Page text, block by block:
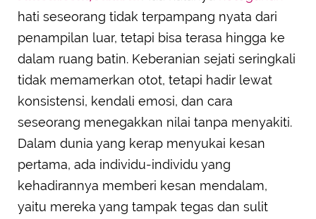
Capricorn: Pendiam yang Sering Disangka Lemah
padahal Punya Mental Baja
Scorpio: Kalem di Permukaan, Berpendirian Kuat
di Dalam Diri
Leo: Tegas Bukan karena Ego, tapi karena Tahu
Taurus: Tidak Banyak Bicara, tapi Berpendirian
Kukuh dan Tegas
hati seseorang tidak terpampang nyata dari
penampilan luar, tetapi bisa terasa hingga ke
dalam ruang batin. Keberanian sejati seringkali
tidak memamerkan otot, tetapi hadir lewat
konsistensi, kendali emosi, dan cara
seseorang menegakkan nilai tanpa menyakiti.
Dalam dunia yang kerap menyukai kesan
pertama, ada individu-individu yang
kehadirannya memberi kesan mendalam,
yaitu mereka yang tampak tegas dan sulit